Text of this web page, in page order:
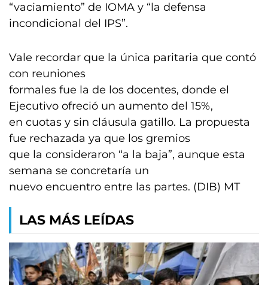
“vaciamiento” de IOMA y “la defensa
incondicional del IPS”.
Vale recordar que la única paritaria que contó
con reuniones
formales fue la de los docentes, donde el
Ejecutivo ofreció un aumento del 15%,
en cuotas y sin cláusula gatillo. La propuesta
fue rechazada ya que los gremios
que la consideraron “a la baja”, aunque esta
semana se concretaría un
nuevo encuentro entre las partes. (DIB) MT
LAS MÁS LEÍDAS